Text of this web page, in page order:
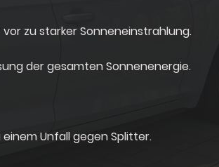
zu starker Sonneneinstrahlung.
der gesamten Sonnenenergie.
Unfall gegen Splitter.